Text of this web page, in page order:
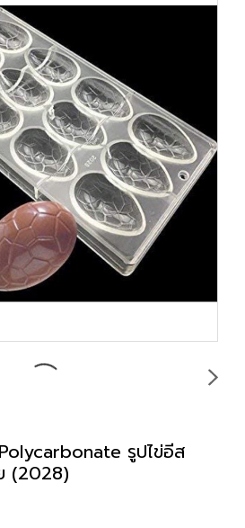
รูปไข่อีส
(2028)